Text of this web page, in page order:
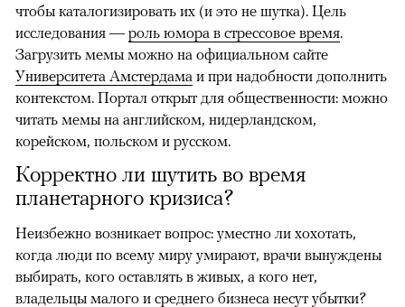
чтобы каталогизировать их (и это не шутка). Цель
исследования — роль юмора в стрессовое время.
Загрузить мемы можно на официальном сайте
Университета Амстердама и при надобности дополнить
контекстом. Портал открыт для общественности: можно
читать мемы на английском, нидерландском,
корейском, польском и русском.
Корректно ли шутить во время
планетарного кризиса?
Неизбежно возникает вопрос: уместно ли хохотать,
когда люди по всему миру умирают, врачи вынуждены
выбирать, кого оставлять в живых, а кого нет,
владельцы малого и среднего бизнеса несут убытки?